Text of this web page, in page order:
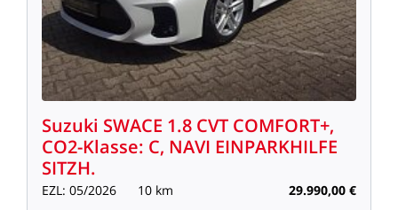
Suzuki SWACE 1.8 CVT COMFORT+,
CO2-Klasse: C, NAVI EINPARKHILFE
SITZH.
EZL: 05/2026 10 km 29.990,00 €